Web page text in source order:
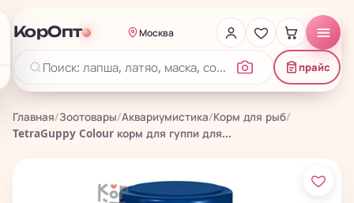
КорОпт Москва
прайс
Главная/Зоотовары/Аквариумистика/Корм для рыб/
TetraGuppy Colour корм для гуппи для...